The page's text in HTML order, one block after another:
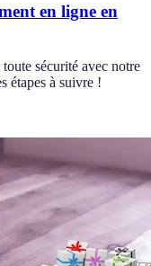
en ligne en
sécurité avec notre
étapes à suivre !